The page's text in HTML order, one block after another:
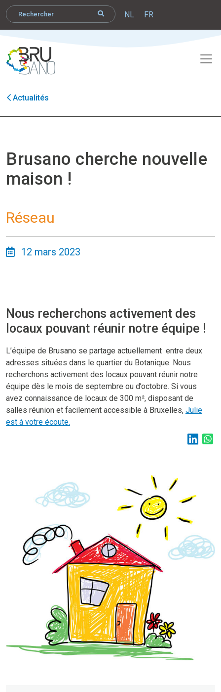
NL FR
Actualités
Brusano cherche nouvelle
maison !
Réseau
12 mars 2023
Nous recherchons activement des
locaux pouvant réunir notre équipe !
L’équipe de Brusano se partage actuellement entre deux
adresses situées dans le quartier du Botanique. Nous
recherchons activement des locaux pouvant réunir notre
équipe dès le mois de septembre ou d’octobre. Si vous
avez connaissance de locaux de 300 m², disposant de
salles réunion et facilement accessible à Bruxelles, Julie
est à votre écoute.